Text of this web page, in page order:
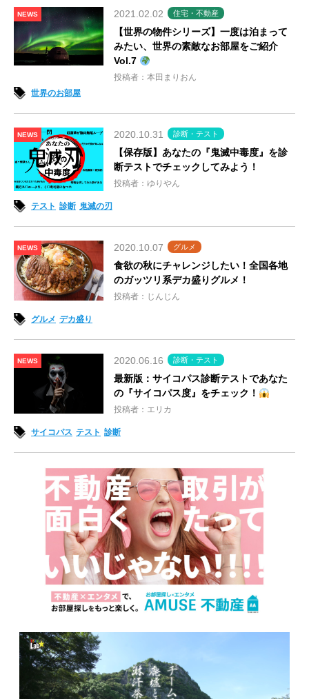
NEWS 2021.02.02 住宅・不動産
【世界の物件シリーズ】一度は泊まって
みたい、世界の素敵なお部屋をご紹介
Vol.7
投稿者：本田まりおん
世界のお部屋
NEWS 2020.10.31 診断・テスト
【保存版】あなたの『鬼滅中毒度』を診
断テストでチェックしてみよう！
投稿者：ゆりやん
テスト 診断 鬼滅の刃
NEWS 2020.10.07 グルメ
食欲の秋にチャレンジしたい！全国各地
のガッツリ系デカ盛りグルメ！
投稿者：じんじん
グルメ デカ盛り
NEWS 2020.06.16 診断・テスト
最新版：サイコパス診断テストであなた
の『サイコパス度』をチェック！
投稿者：エリカ
サイコパス テスト 診断